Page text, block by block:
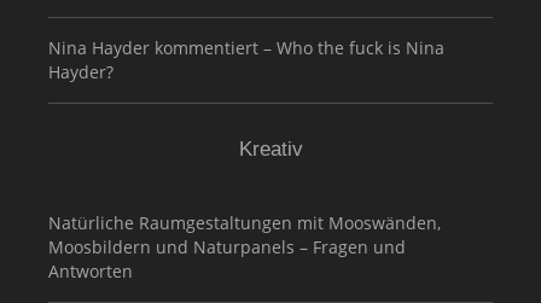
Nina Hayder kommentiert – Who the fuck is Nina
Hayder?
Kreativ
Natürliche Raumgestaltungen mit Mooswänden,
Moosbildern und Naturpanels – Fragen und
Antworten